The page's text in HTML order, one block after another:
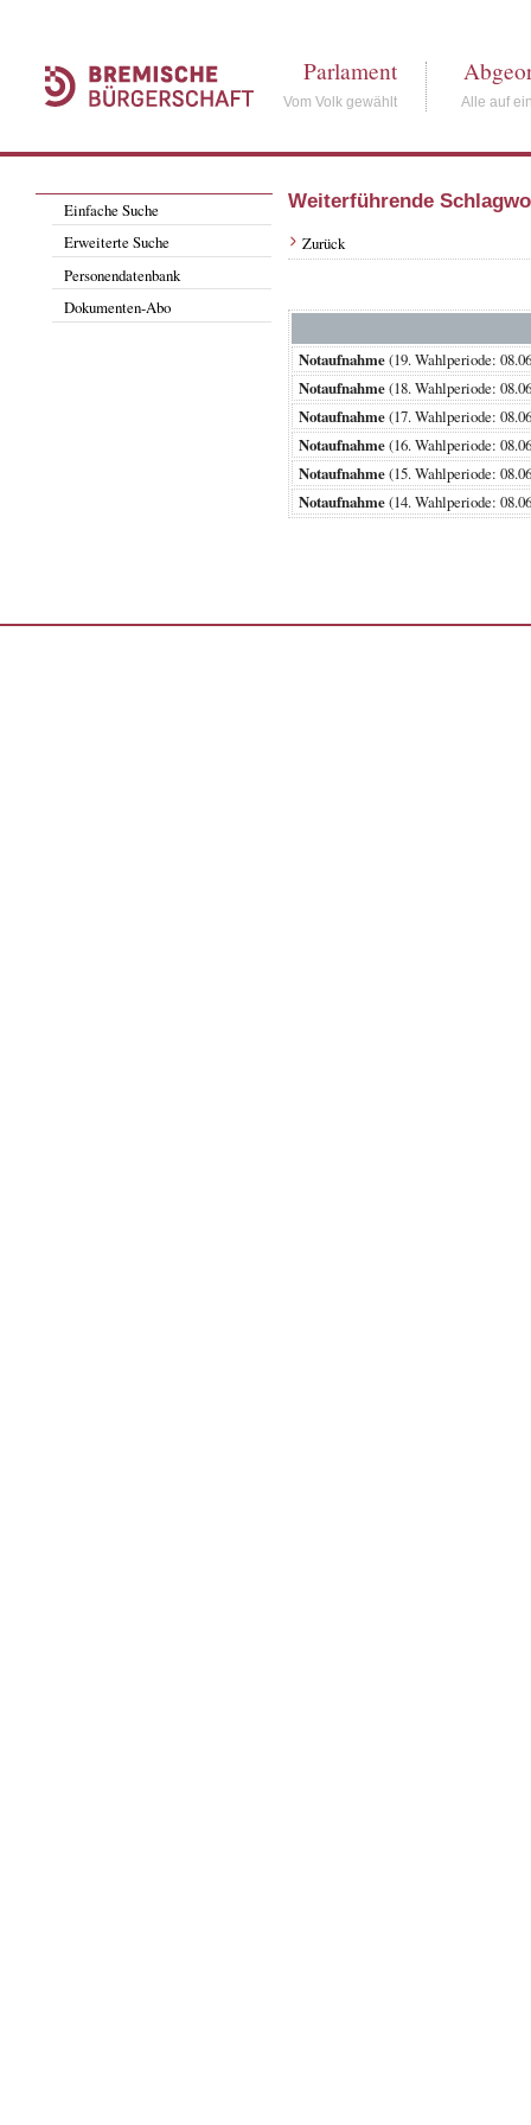
Parlament
Vom Volk gewählt Alle auf
Einfache Suche
Erweiterte Suche
Personendatenbank
Dokumenten-Abo
Weiterführende
Zurück
Notaufnahme(19. Wahlperiode:
Notaufnahme(18. Wahlperiode:
Notaufnahme(17. Wahlperiode:
Notaufnahme(16. Wahlperiode:
Notaufnahme(15. Wahlperiode:
Notaufnahme(14. Wahlperiode: